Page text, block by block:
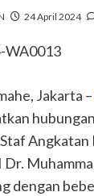
24 April 2024
Jakarta –
Angkatan
Dr.
dengan